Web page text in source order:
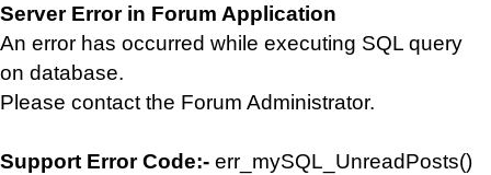
Server Error in Forum Application
An error has occurred while executing SQL query
on database.
Please contact the Forum Administrator.
Support Error Code:- err_mySQL_UnreadPosts()